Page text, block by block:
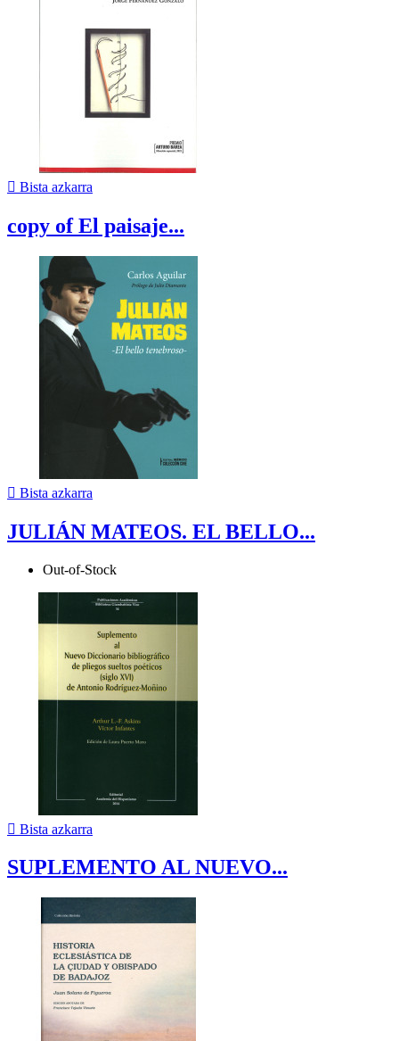
 Bista azkarra
copy of El paisaje...
 Bista azkarra
JULIÁN MATEOS. EL BELLO...
Out-of-Stock
 Bista azkarra
SUPLEMENTO AL NUEVO...